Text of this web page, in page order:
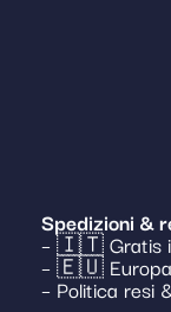
Spedizioni &
– 🇮🇹 Gratis
– 🇪🇺 Europa
– Politica resi